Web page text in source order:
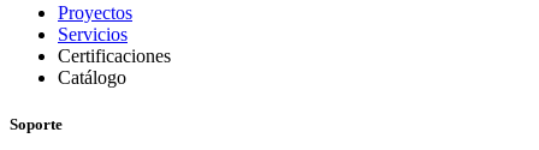
Proyectos
Servicios
Certificaciones
Catálogo
Soporte